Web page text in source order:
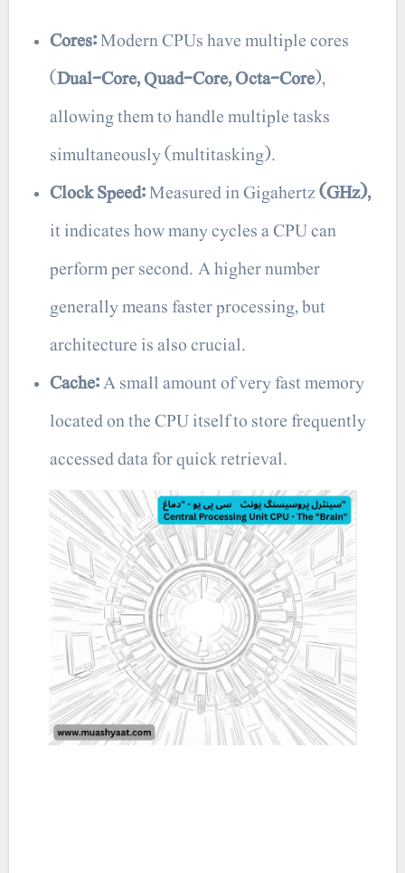
Cores:Modern CPUs have multiple cores
(Dual-Core, Quad-Core, Octa-Core),
allowing them to handle multiple tasks
simultaneously (multitasking).
Clock Speed:Measured in Gigahertz(GHz),
it indicates how many cycles a CPU can
perform per second. A higher number
generally means faster processing, but
architecture is also crucial.
Cache:A small amount of very fast memory
located on the CPU itself to store frequently
accessed data for quick retrieval.